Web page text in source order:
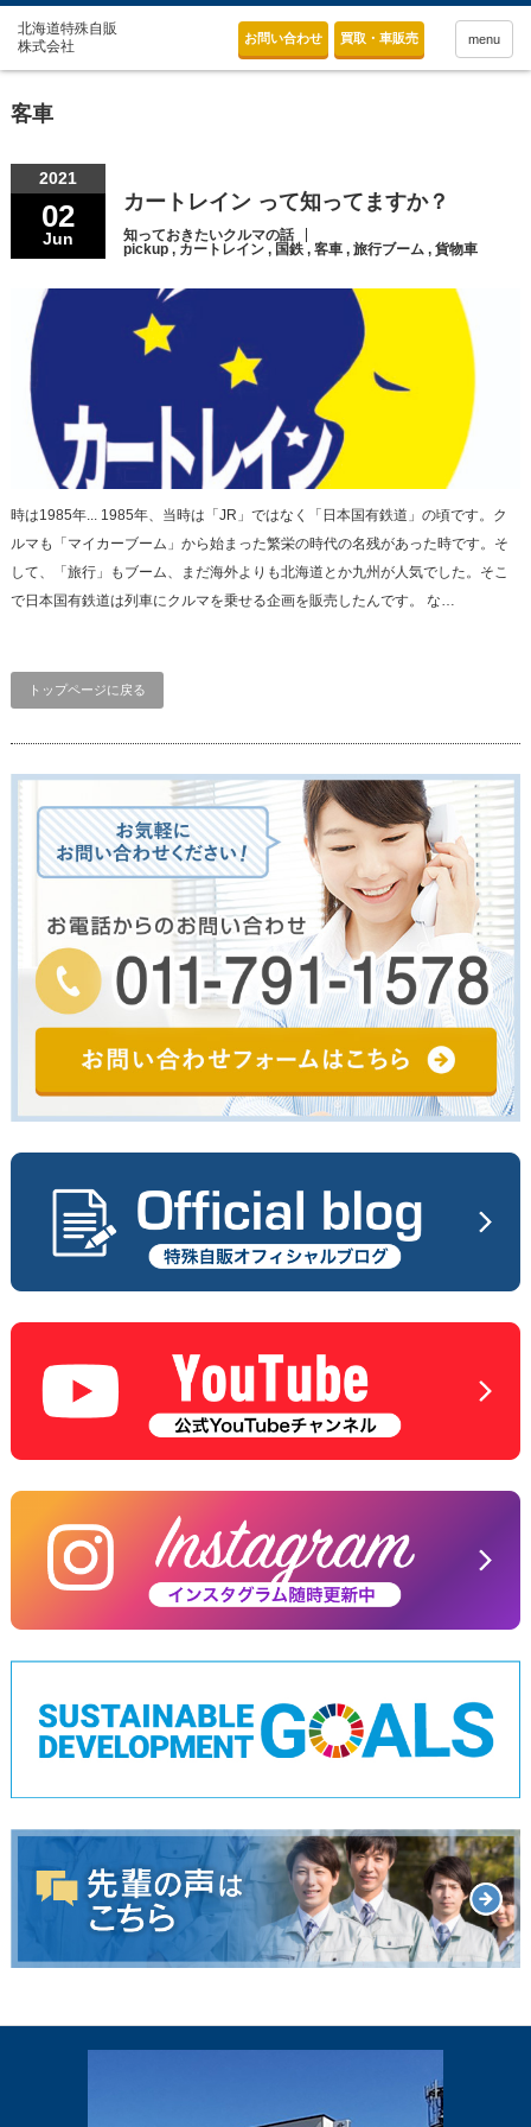
お問い合わせ 買取・車販売 menu
客車
2021
02
Jun
カートレイン って知ってますか？
知っておきたいクルマの話
pickup, カートレイン, 国鉄, 客車, 旅行ブーム, 貨物車
時は1985年... 1985年、当時は「JR」ではなく「日本国有鉄道」の頃です。ク
ルマも「マイカーブーム」から始まった繁栄の時代の名残があった時です。そ
して、「旅行」もブーム、まだ海外よりも北海道とか九州が人気でした。そこ
で日本国有鉄道は列車にクルマを乗せる企画を販売したんです。 な…
トップページに戻る